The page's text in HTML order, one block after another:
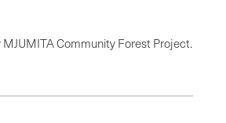
MJUMITA Community Forest Project.